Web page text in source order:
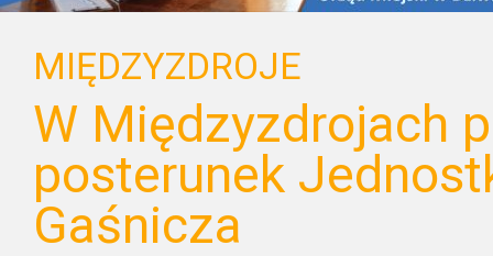
MIĘDZYZDROJE
W Międzyzdrojach
posterunek
Gaśnicza